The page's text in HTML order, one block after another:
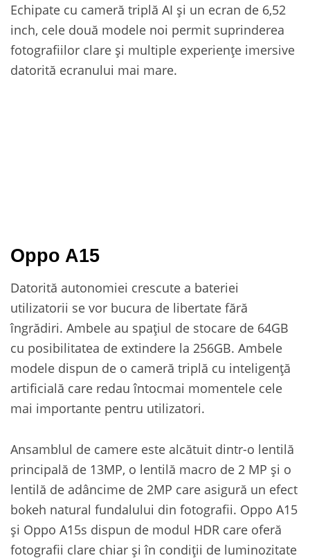
Echipate cu cameră triplă AI și un ecran de 6,52
inch, cele două modele noi permit suprinderea
fotografiilor clare și multiple experiențe imersive
datorită ecranului mai mare.
Oppo A15
Datorită autonomiei crescute a bateriei
utilizatorii se vor bucura de libertate fără
îngrădiri. Ambele au spațiul de stocare de 64GB
cu posibilitatea de extindere la 256GB. Ambele
modele dispun de o cameră triplă cu inteligență
artificială care redau întocmai momentele cele
mai importante pentru utilizatori.
Ansamblul de camere este alcătuit dintr-o lentilă
principală de 13MP, o lentilă macro de 2 MP și o
lentilă de adâncime de 2MP care asigură un efect
bokeh natural fundalului din fotografii. Oppo A15
și Oppo A15s dispun de modul HDR care oferă
fotografii clare chiar și în condiții de luminozitate